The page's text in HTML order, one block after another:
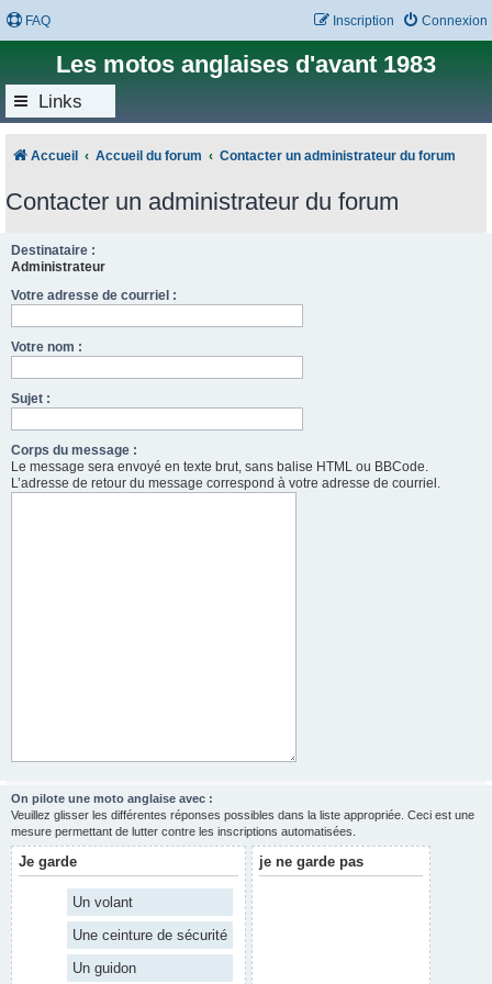
FAQ Connexion
Inscription
Les motos anglaises d'avant 1983
Links
Accueil Accueil du forum Contacter un administrateur du forum
Contacter un administrateur du forum
Destinataire :
Administrateur
Votre adresse de courriel :
Votre nom :
Sujet :
Corps du message :
Le message sera envoyé en texte brut, sans balise HTML ou BBCode.
L’adresse de retour du message correspond à votre adresse de courriel.
On pilote une moto anglaise avec :
Veuillez glisser les différentes réponses possibles dans la liste appropriée. Ceci est une
mesure permettant de lutter contre les inscriptions automatisées.
Je garde
Un volant
Une ceinture de sécurité
Un guidon
je ne garde pas